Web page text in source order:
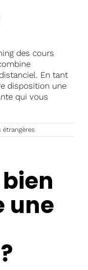
des cours
En tant
disposition une
qui vous
étrangères
une